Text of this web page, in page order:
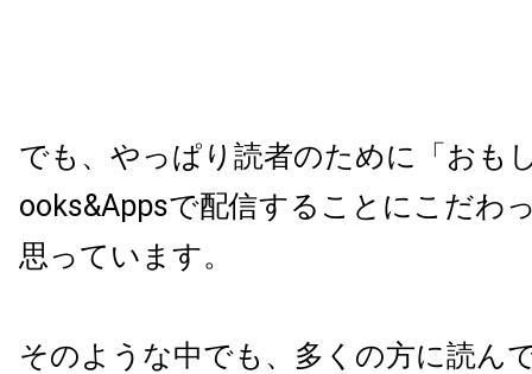
でも、やっぱり読者のために「おも
ooks&Appsで配信することにこだわ
思っています。
そのような中でも、多くの方に読ん